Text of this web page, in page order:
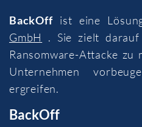
BackOffist eine
GmbH
. Sie zielt
Ransomware-Attacke
Unternehmen
ergreifen.
BackOff